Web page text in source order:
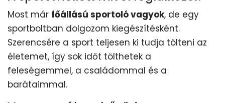
Most már főállású sportoló vagyok, de egy
sportboltban dolgozom kiegészítésként.
Szerencsére a sport teljesen ki tudja tölteni az
életemet, így sok időt tölthetek a
feleségemmel, a családommal és a
barátaimmal.